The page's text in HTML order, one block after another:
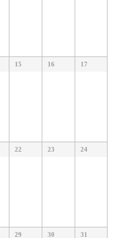
15 16 17
22 23 24
29 30 31